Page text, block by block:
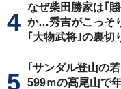
なぜ柴田勝家は｢
か…秀吉がこっそ
｢大物武将｣の裏切
｢サンダル登山の
599ｍの高尾山で